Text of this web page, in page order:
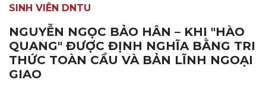
SINH VIÊN DNTU
NGUYỄN NGỌC BẢO HÂN – KHI "HÀO
QUANG" ĐƯỢC ĐỊNH NGHĨA BẰNG TRI
THỨC TOÀN CẦU VÀ BẢN LĨNH NGOẠI
GIAO